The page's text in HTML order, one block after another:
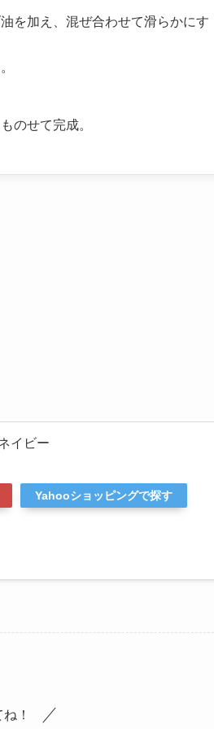
を加え、混ぜ合わせて滑らかにす
のせて完成。
イビー
Yahooショッピングで探す
！